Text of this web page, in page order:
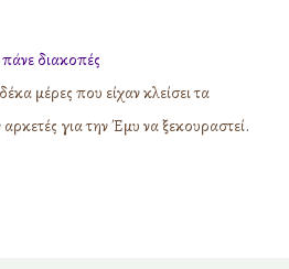
διακοπές
μέρες που είχαν κλείσει τα
για την Έμυ να ξεκουραστεί.